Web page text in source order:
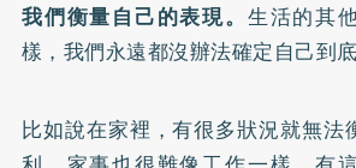
我們衡量自己的表現。 生活的其
樣，我們永遠都沒辦法確定自己到
比如說在家裡，有很多狀況就無法